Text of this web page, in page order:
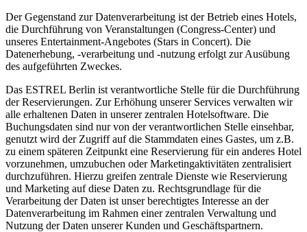
Der Gegenstand zur Datenverarbeitung ist der Betrieb eines Hotels,
die Durchführung von Veranstaltungen (Congress-Center) und
unseres Entertainment-Angebotes (Stars in Concert). Die
Datenerhebung, -verarbeitung und -nutzung erfolgt zur Ausübung
des aufgeführten Zweckes.
Das ESTREL Berlin ist verantwortliche Stelle für die Durchführung
der Reservierungen. Zur Erhöhung unserer Services verwalten wir
alle erhaltenen Daten in unserer zentralen Hotelsoftware. Die
Buchungsdaten sind nur von der verantwortlichen Stelle einsehbar,
genutzt wird der Zugriff auf die Stammdaten eines Gastes, um z.B.
zu einem späteren Zeitpunkt eine Reservierung für ein anderes Hotel
vorzunehmen, umzubuchen oder Marketingaktivitäten zentralisiert
durchzuführen. Hierzu greifen zentrale Dienste wie Reservierung
und Marketing auf diese Daten zu. Rechtsgrundlage für die
Verarbeitung der Daten ist unser berechtigtes Interesse an der
Datenverarbeitung im Rahmen einer zentralen Verwaltung und
Nutzung der Daten unserer Kunden und Geschäftspartnern.